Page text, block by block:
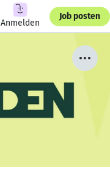
Anmelden
Job posten